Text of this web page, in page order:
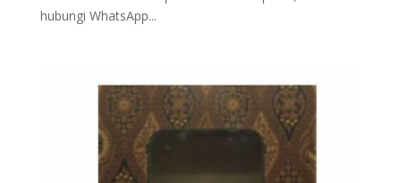
hubungi WhatsApp...